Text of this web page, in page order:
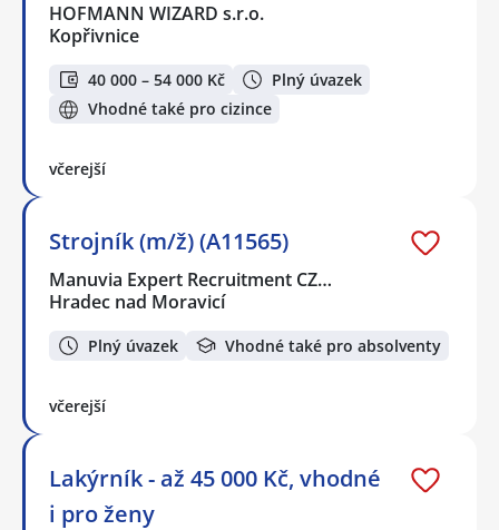
HOFMANN WIZARD s.r.o.
Kopřivnice
40 000 – 54 000 Kč
Plný úvazek
Vhodné také pro cizince
včerejší
Strojník (m/ž) (A11565)
Manuvia Expert Recruitment CZ…
Hradec nad Moravicí
Plný úvazek Vhodné také pro absolventy
včerejší
Lakýrník - až 45 000 Kč, vhodné
i pro ženy